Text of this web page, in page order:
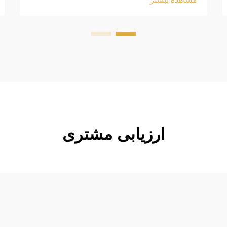
height: normal; } .blog-content h3 {
18px; font-size: 20px !important;
ارزیابی مشتری